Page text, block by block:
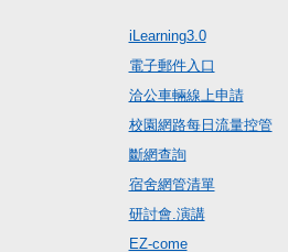
iLearning3.0
電子郵件入口
洽公車輛線上申請
校園網路每日流量控管
斷網查詢
宿舍網管清單
研討會.演講
EZ-come